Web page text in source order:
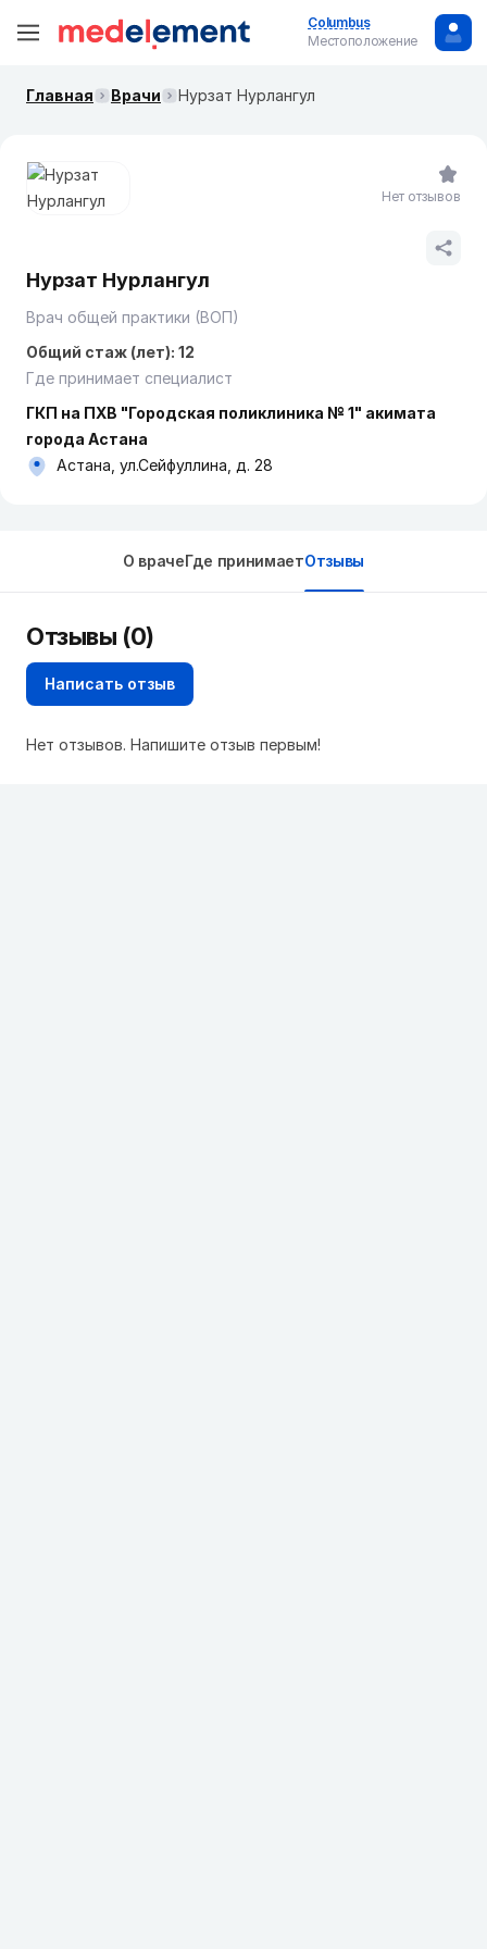
Columbus
Местоположение
Главная Врачи Нурзат Нурлангул
Нурзат Нурлангул
Врач общей практики (ВОП)
Общий стаж (лет): 12
Где принимает специалист
ГКП на ПХВ "Городская поликлиника № 1" акимата
города Астана
Астана, ул.Сейфуллина, д. 28
Нет отзывов
О врачеГде принимаетОтзывы
Отзывы (0)
Написать отзыв
Нет отзывов. Напишите отзыв первым!